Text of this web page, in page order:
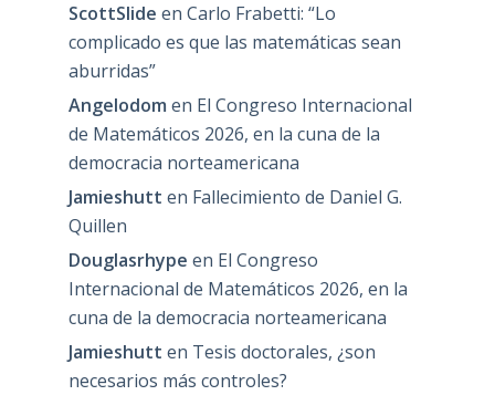
ScottSlide en Carlo Frabetti: “Lo
complicado es que las matemáticas sean
aburridas”
Angelodom en El Congreso Internacional
de Matemáticos 2026, en la cuna de la
democracia norteamericana
Jamieshutt en Fallecimiento de Daniel G.
Quillen
Douglasrhype en El Congreso
Internacional de Matemáticos 2026, en la
cuna de la democracia norteamericana
Jamieshutt en Tesis doctorales, ¿son
necesarios más controles?